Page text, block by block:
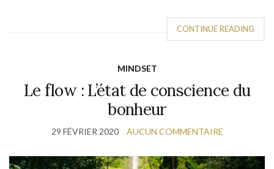
CONTINUE READING
MINDSET
Le flow : L’état de conscience du
bonheur
29 FÉVRIER 2020 AUCUN COMMENTAIRE